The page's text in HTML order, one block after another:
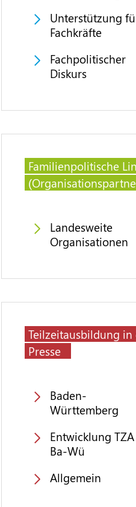
Unterstützung
Fachkräfte
Fachpolitischer
Diskurs
Familienpolitische
Landesweite
Organisationen
Teilzeitausbildung in
Presse
Baden-
Württemberg
Entwicklung
Ba-Wü
Allgemein